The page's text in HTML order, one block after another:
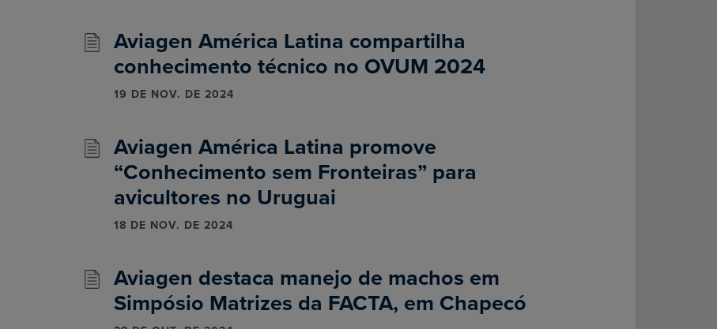
Aviagen América Latina compartilha
conhecimento técnico no OVUM 2024
19 DE NOV. DE 2024
Aviagen América Latina promove
“Conhecimento sem Fronteiras” para
avicultores no Uruguai
18 DE NOV. DE 2024
Aviagen destaca manejo de machos em
Simpósio Matrizes da FACTA, em Chapecó